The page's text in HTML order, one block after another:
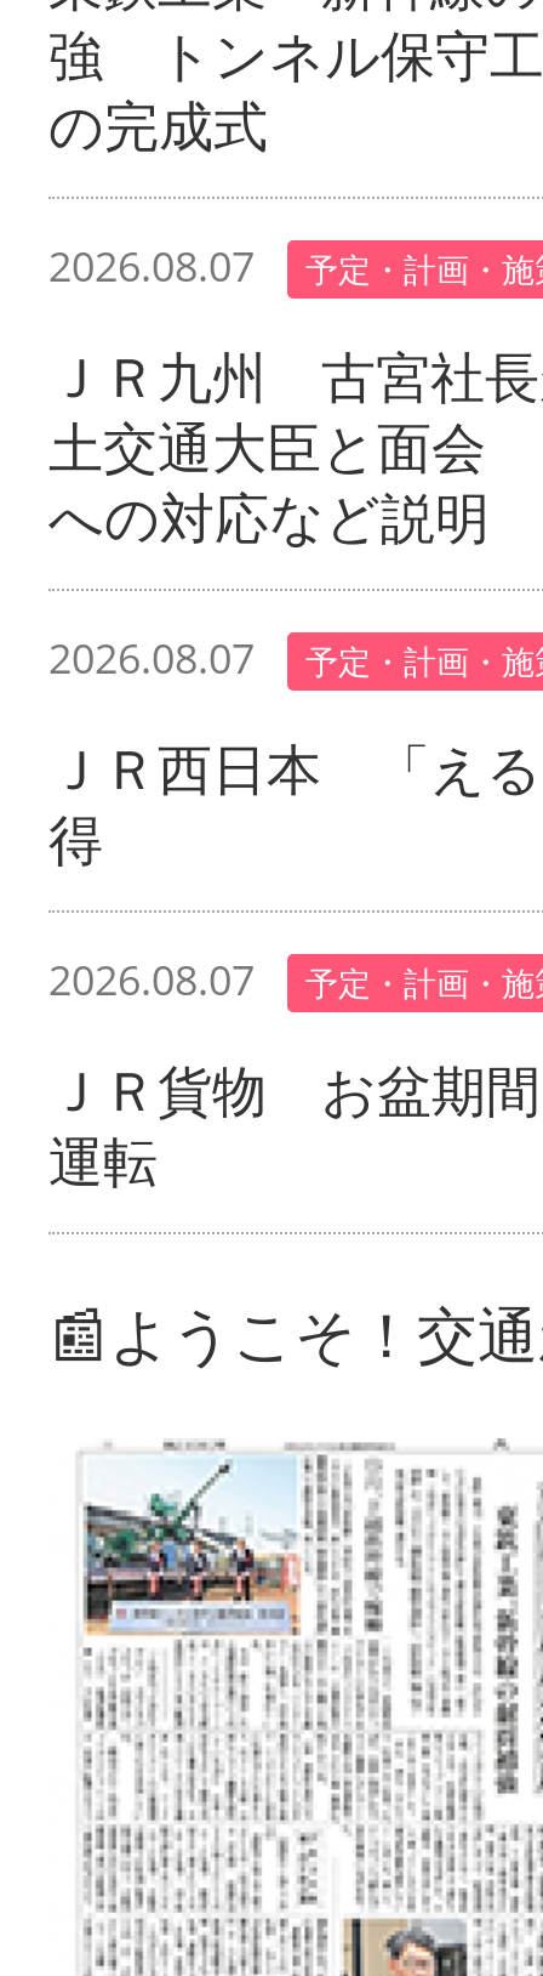
強 トンネル保守
の完成式
2026.08.07 予定・計画・
ＪＲ九州 古宮社
土交通大臣と面会
への対応など説明
2026.08.07 予定・計画・
ＪＲ西日本 「え
得
2026.08.07 予定・計画・
ＪＲ貨物 お盆期
運転
📰ようこそ！交